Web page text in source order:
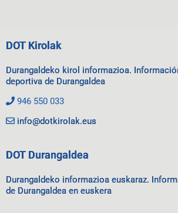
DOT Kirolak
Durangaldeko kirol informazioa.
deportiva de Durangaldea
946 550 033
info@dotkirolak.eus
DOT Durangaldea
Durangaldeko informazioa euskaraz.
de Durangaldea en euskera